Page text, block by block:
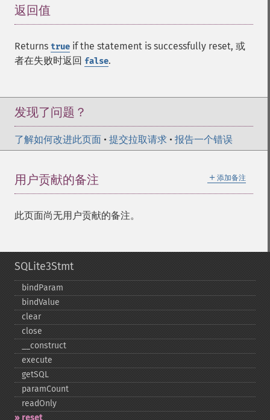
返回值
Returns true if the statement is successfully reset, 或
者在失败时返回 false.
发现了问题？
了解如何改进此页面 • 提交拉取请求 • 报告一个错误
＋ 添加备注
用户贡献的备注
此页面尚无用户贡献的备注。
SQLite3Stmt
bindParam
bindValue
clear
close
_​_​construct
execute
getSQL
paramCount
readOnly
reset